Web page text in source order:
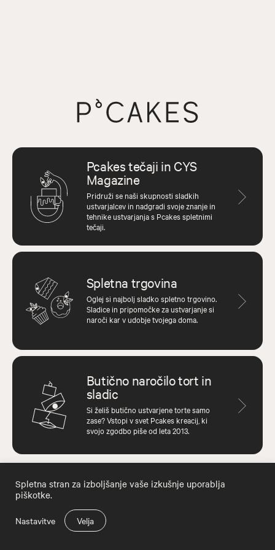
Pcakes tečaji in CYS
Magazine
Pridruži se naši skupnosti sladkih
ustvarjalcev in nadgradi svoje znanje in
tehnike ustvarjanja s Pcakes spletnimi
tečaji.
Spletna trgovina
Oglej si najbolj sladko spletno trgovino.
Sladice in pripomočke za ustvarjanje si
naroči kar v udobje tvojega doma.
Butično naročilo tort in
sladic
Si želiš butično ustvarjene torte samo
zase? Vstopi v svet Pcakes kreacij, ki
svojo zgodbo piše od leta 2013.
Spletna stran za izboljšanje vaše izkušnje uporablja
piškotke.
Nastavitve Velja